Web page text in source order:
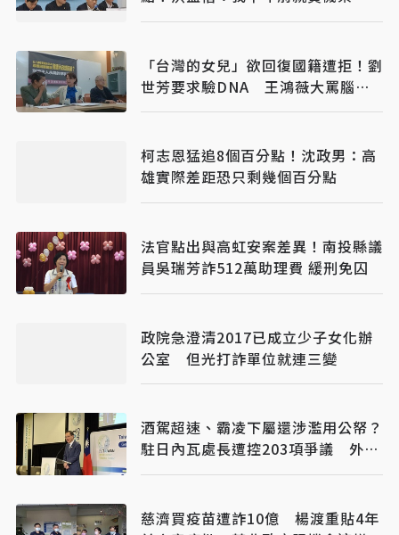
「台灣的女兒」欲回復國籍遭拒！劉
世芳要求驗DNA 王鴻薇大罵腦洞
很大
柯志恩猛追8個百分點！沈政男：高
雄實際差距恐只剩幾個百分點
法官點出與高虹安案差異！南投縣議
員吳瑞芳詐512萬助理費 緩刑免囚
政院急澄清2017已成立少子女化辦
公室 但光打詐單位就連三變
酒駕超速、霸凌下屬還涉濫用公帑？
駐日內瓦處長遭控203項爭議 外交
部啟動調查
慈濟買疫苗遭詐10億 楊渡重貼4年